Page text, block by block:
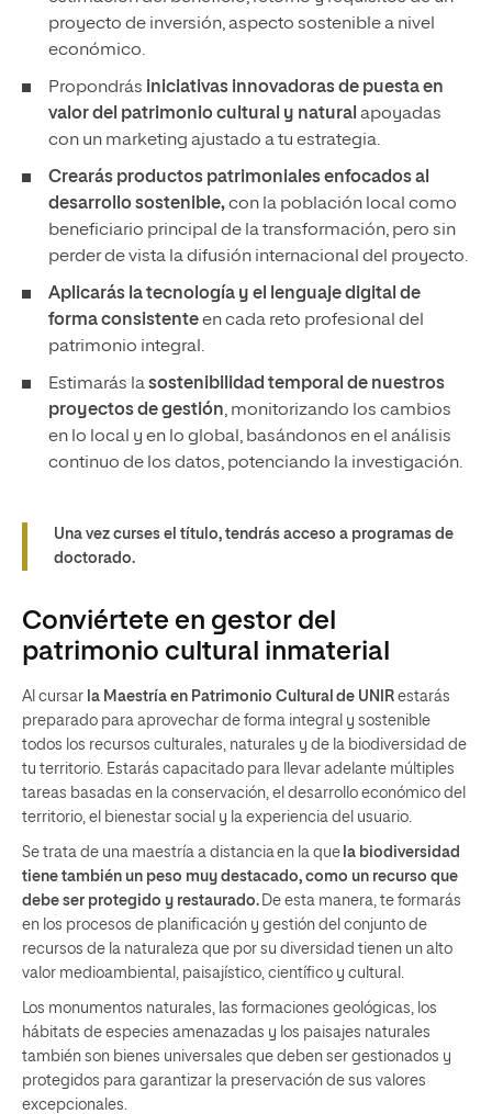
proyecto de inversión, aspecto sostenible a nivel
económico.
Propondrás iniciativas innovadoras de puesta en
valor del patrimonio cultural y natural apoyadas
con un marketing ajustado a tu estrategia.
Crearás productos patrimoniales enfocados al
desarrollo sostenible,con la población local como
beneficiario principal de la transformación, pero sin
perder de vista la difusión internacional del proyecto.
Aplicarás la tecnología y el lenguaje digital de
forma consistenteen cada reto profesional del
patrimonio integral.
Estimarás lasostenibilidad temporal de nuestros
proyectos de gestión, monitorizando los cambios
en lo local y en lo global, basándonos en el análisis
continuo de los datos, potenciando la investigación.
Una vez curses el título, tendrás acceso a programas de
doctorado.
Conviértete en gestor del
patrimonio cultural inmaterial​
Al cursar la Maestría en Patrimonio Cultural de UNIR estarás
preparado para aprovechar de forma integral y sostenible
todos los recursos culturales, naturales y de la biodiversidad de
tu territorio. Estarás capacitado para llevar adelante múltiples
tareas basadas en la conservación, el desarrollo económico del
territorio, el bienestar social y la experiencia del usuario.
Se trata de una maestría a distancia en la que la biodiversidad
tiene también un peso muy destacado, como un recurso que
debe ser protegido y restaurado. De esta manera, te formarás
en los procesos de planificación y gestión del conjunto de
recursos de la naturaleza que por su diversidad tienen un alto
valor medioambiental, paisajístico, científico y cultural.
Los monumentos naturales, las formaciones geológicas, los
hábitats de especies amenazadas y los paisajes naturales
también son bienes universales que deben ser gestionados y
protegidos para garantizar la preservación de sus valores
excepcionales.